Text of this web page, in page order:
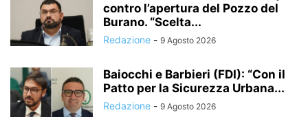
contro l’apertura del Pozzo del
Burano. “Scelta...
Redazione - 9 Agosto 2026
Baiocchi e Barbieri (FDI): “Con il
Patto per la Sicurezza Urbana...
Redazione - 9 Agosto 2026